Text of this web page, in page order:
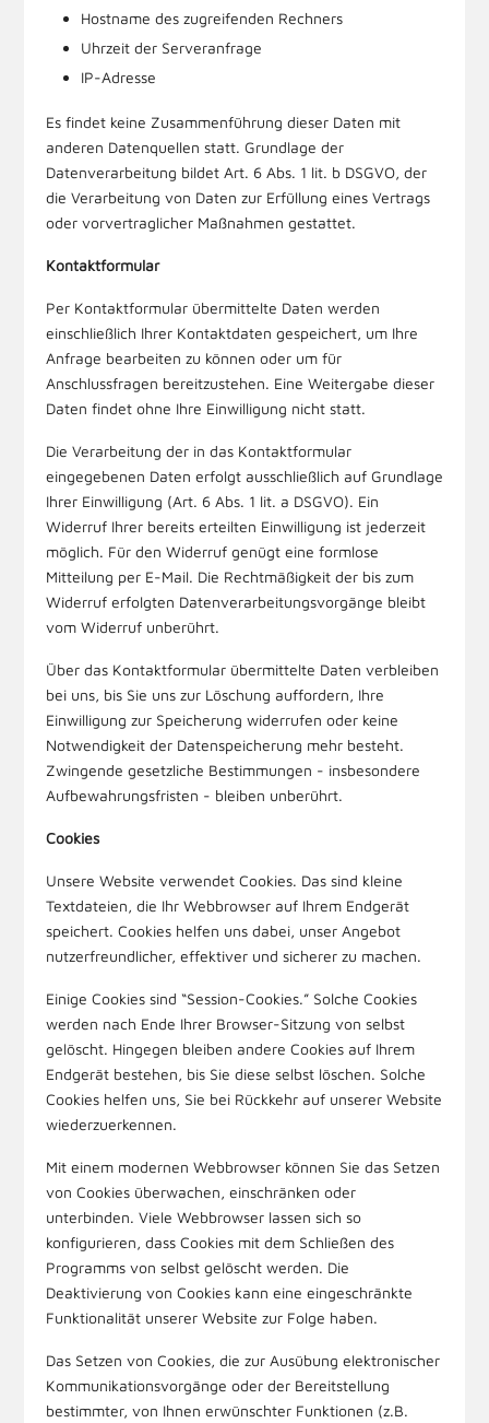
Hostname des zugreifenden Rechners
Uhrzeit der Serveranfrage
IP-Adresse
Es findet keine Zusammenführung dieser Daten mit
anderen Datenquellen statt. Grundlage der
Datenverarbeitung bildet Art. 6 Abs. 1 lit. b DSGVO, der
die Verarbeitung von Daten zur Erfüllung eines Vertrags
oder vorvertraglicher Maßnahmen gestattet.
Kontaktformular
Per Kontaktformular übermittelte Daten werden
einschließlich Ihrer Kontaktdaten gespeichert, um Ihre
Anfrage bearbeiten zu können oder um für
Anschlussfragen bereitzustehen. Eine Weitergabe dieser
Daten findet ohne Ihre Einwilligung nicht statt.
Die Verarbeitung der in das Kontaktformular
eingegebenen Daten erfolgt ausschließlich auf Grundlage
Ihrer Einwilligung (Art. 6 Abs. 1 lit. a DSGVO). Ein
Widerruf Ihrer bereits erteilten Einwilligung ist jederzeit
möglich. Für den Widerruf genügt eine formlose
Mitteilung per E-Mail. Die Rechtmäßigkeit der bis zum
Widerruf erfolgten Datenverarbeitungsvorgänge bleibt
vom Widerruf unberührt.
Über das Kontaktformular übermittelte Daten verbleiben
bei uns, bis Sie uns zur Löschung auffordern, Ihre
Einwilligung zur Speicherung widerrufen oder keine
Notwendigkeit der Datenspeicherung mehr besteht.
Zwingende gesetzliche Bestimmungen - insbesondere
Aufbewahrungsfristen - bleiben unberührt.
Cookies
Unsere Website verwendet Cookies. Das sind kleine
Textdateien, die Ihr Webbrowser auf Ihrem Endgerät
speichert. Cookies helfen uns dabei, unser Angebot
nutzerfreundlicher, effektiver und sicherer zu machen.
Einige Cookies sind “Session-Cookies.” Solche Cookies
werden nach Ende Ihrer Browser-Sitzung von selbst
gelöscht. Hingegen bleiben andere Cookies auf Ihrem
Endgerät bestehen, bis Sie diese selbst löschen. Solche
Cookies helfen uns, Sie bei Rückkehr auf unserer Website
wiederzuerkennen.
Mit einem modernen Webbrowser können Sie das Setzen
von Cookies überwachen, einschränken oder
unterbinden. Viele Webbrowser lassen sich so
konfigurieren, dass Cookies mit dem Schließen des
Programms von selbst gelöscht werden. Die
Deaktivierung von Cookies kann eine eingeschränkte
Funktionalität unserer Website zur Folge haben.
Das Setzen von Cookies, die zur Ausübung elektronischer
Kommunikationsvorgänge oder der Bereitstellung
bestimmter, von Ihnen erwünschter Funktionen (z.B.